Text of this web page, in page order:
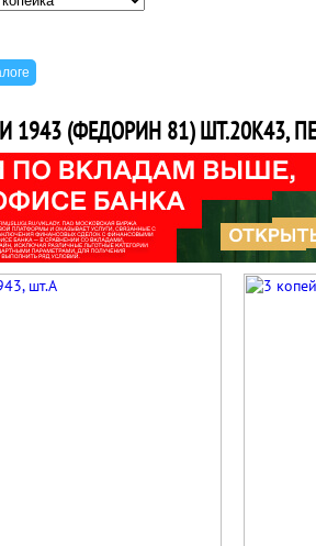
1943 (ФЕДОРИН 81) ШТ.20К43,